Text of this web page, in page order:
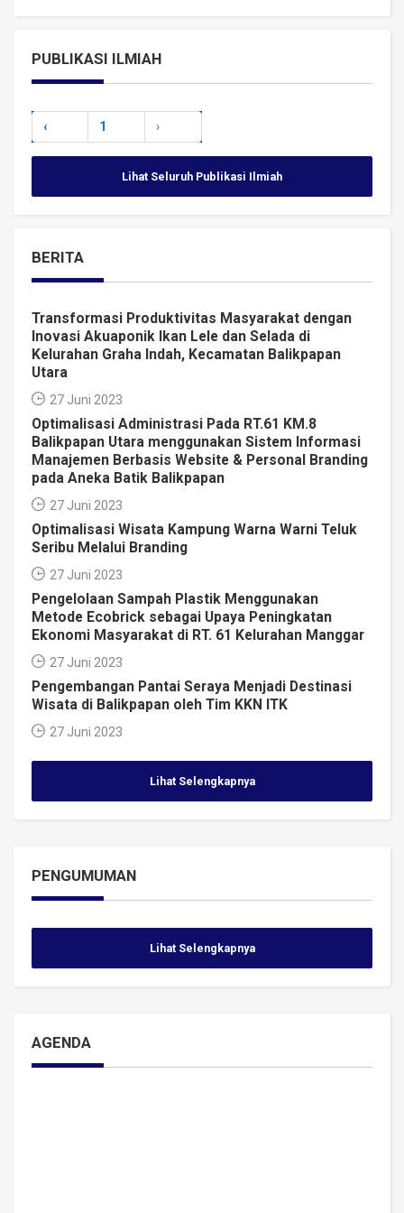
PUBLIKASI ILMIAH
‹ 1 ›
Lihat Seluruh Publikasi Ilmiah
BERITA
Transformasi Produktivitas Masyarakat dengan
Inovasi Akuaponik Ikan Lele dan Selada di
Kelurahan Graha Indah, Kecamatan Balikpapan
Utara
27 Juni 2023
Optimalisasi Administrasi Pada RT.61 KM.8
Balikpapan Utara menggunakan Sistem Informasi
Manajemen Berbasis Website & Personal Branding
pada Aneka Batik Balikpapan
27 Juni 2023
Optimalisasi Wisata Kampung Warna Warni Teluk
Seribu Melalui Branding
27 Juni 2023
Pengelolaan Sampah Plastik Menggunakan
Metode Ecobrick sebagai Upaya Peningkatan
Ekonomi Masyarakat di RT. 61 Kelurahan Manggar
27 Juni 2023
Pengembangan Pantai Seraya Menjadi Destinasi
Wisata di Balikpapan oleh Tim KKN ITK
27 Juni 2023
Lihat Selengkapnya
PENGUMUMAN
Lihat Selengkapnya
AGENDA